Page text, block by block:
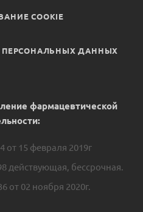
COOKIE
ПЕРСОНАЛЬНЫХ ДАННЫХ
фармацевтической
от 15 февраля 2019г
действующая, бессрочная.
от 02 ноября 2020г.